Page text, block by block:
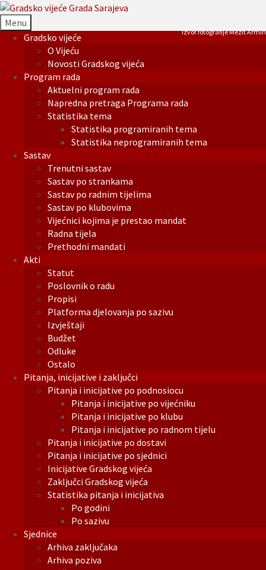
Menu
Gradsko vijeće
O Vijeću
Novosti Gradskog vijeća
Program rada
Aktuelni program rada
Napredna pretraga Programa rada
Statistika tema
Statistika programiranih tema
Statistika neprogramiranih tema
Sastav
Trenutni sastav
Sastav po strankama
Sastav po radnim tijelima
Sastav po klubovima
Vijećnici kojima je prestao mandat
Radna tijela
Prethodni mandati
Akti
Statut
Poslovnik o radu
Propisi
Platforma djelovanja po sazivu
Izvještaji
Budžet
Odluke
Ostalo
Pitanja, inicijative i zaključci
Pitanja i inicijative po podnosiocu
Pitanja i inicijative po vijećniku
Pitanja i inicijative po klubu
Pitanja i inicijative po radnom tijelu
Pitanja i inicijative po dostavi
Pitanja i inicijative po sjednici
Inicijative Gradskog vijeća
Zaključci Gradskog vijeća
Statistika pitanja i inicijativa
Po godini
Po sazivu
Sjednice
Arhiva zaključaka
Arhiva poziva
Izvor fotografije Mezit Armin